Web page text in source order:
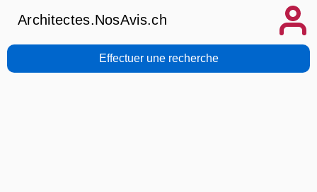
Architectes.NosAvis.ch
Effectuer une recherche